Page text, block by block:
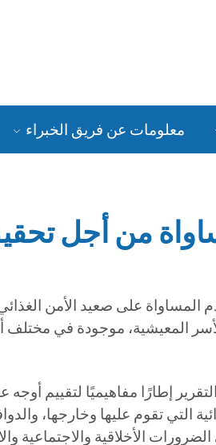
معلومات عن فريق الخبراء
من أجل
المساواة على صعيد الأمن الغذائي
المعيشية، موجودة في مختلف
إطارًا مفاهيميًا لتقييم
التي تقوم عليها وخارجها،
الأخلاقية والاجتماعية